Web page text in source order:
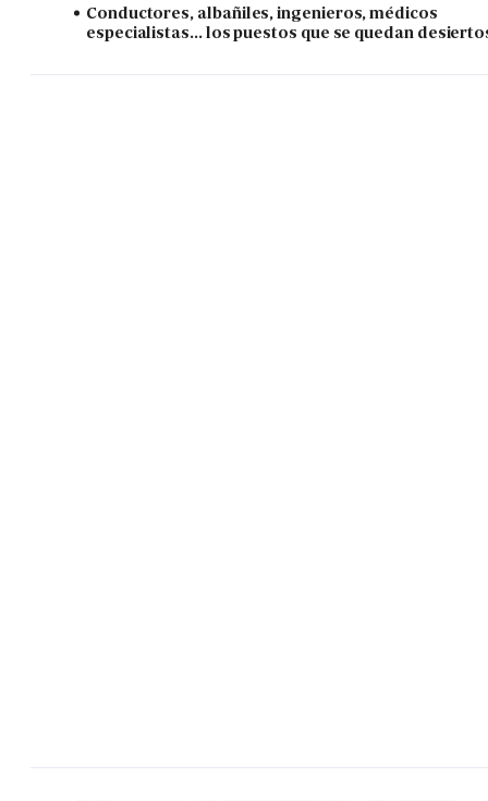
Conductores, albañiles, ingenieros, médicos
especialistas... los puestos que se quedan